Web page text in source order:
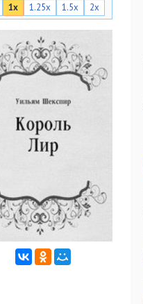
04:23
02:56
03:21
04:12
1x 1.25x 1.5x 2x